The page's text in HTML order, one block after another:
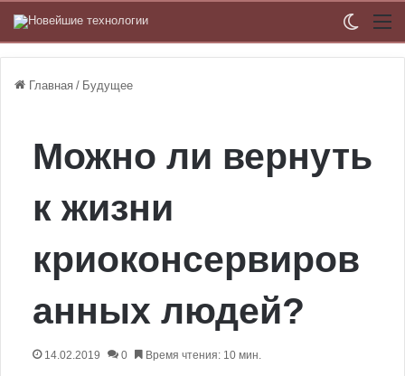
Главная / Будущее
Можно ли вернуть
к жизни
криоконсервиров
анных людей?
14.02.2019 0 Время чтения: 10 мин.